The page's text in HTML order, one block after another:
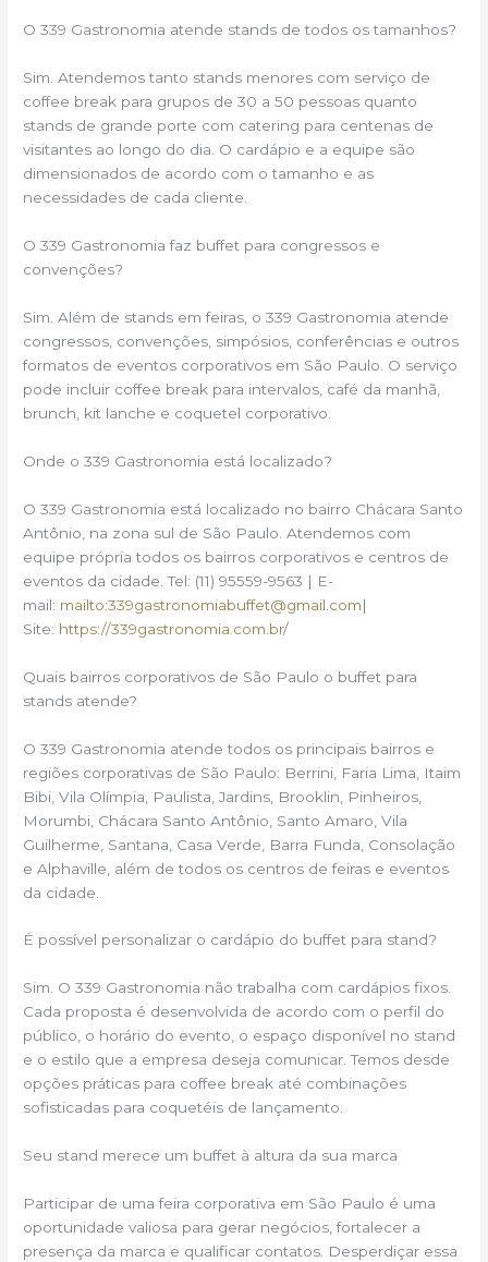
O 339 Gastronomia atende stands de todos os tamanhos?
Sim. Atendemos tanto stands menores com serviço de
coffee break para grupos de 30 a 50 pessoas quanto
stands de grande porte com catering para centenas de
visitantes ao longo do dia. O cardápio e a equipe são
dimensionados de acordo com o tamanho e as
necessidades de cada cliente.
O 339 Gastronomia faz buffet para congressos e
convenções?
Sim. Além de stands em feiras, o 339 Gastronomia atende
congressos, convenções, simpósios, conferências e outros
formatos de eventos corporativos em São Paulo. O serviço
pode incluir coffee break para intervalos, café da manhã,
brunch, kit lanche e coquetel corporativo.
Onde o 339 Gastronomia está localizado?
O 339 Gastronomia está localizado no bairro Chácara Santo
Antônio, na zona sul de São Paulo. Atendemos com
equipe própria todos os bairros corporativos e centros de
eventos da cidade. Tel: (11) 95559-9563 | E-
mail: mailto:339gastronomiabuffet@gmail.com|
Site: https://339gastronomia.com.br/
Quais bairros corporativos de São Paulo o buffet para
stands atende?
O 339 Gastronomia atende todos os principais bairros e
regiões corporativas de São Paulo: Berrini, Faria Lima, Itaim
Bibi, Vila Olímpia, Paulista, Jardins, Brooklin, Pinheiros,
Morumbi, Chácara Santo Antônio, Santo Amaro, Vila
Guilherme, Santana, Casa Verde, Barra Funda, Consolação
e Alphaville, além de todos os centros de feiras e eventos
da cidade.
É possível personalizar o cardápio do buffet para stand?
Sim. O 339 Gastronomia não trabalha com cardápios fixos.
Cada proposta é desenvolvida de acordo com o perfil do
público, o horário do evento, o espaço disponível no stand
e o estilo que a empresa deseja comunicar. Temos desde
opções práticas para coffee break até combinações
sofisticadas para coquetéis de lançamento.
Seu stand merece um buffet à altura da sua marca
Participar de uma feira corporativa em São Paulo é uma
oportunidade valiosa para gerar negócios, fortalecer a
presença da marca e qualificar contatos. Desperdiçar essa